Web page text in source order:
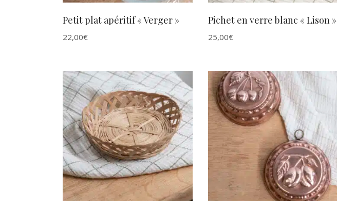
Petit plat apéritif « Verger »
22,00€
Pichet en verre blanc « Lison »
25,00€
AJOUTER AU PANIER AJOUTER AU PANIER